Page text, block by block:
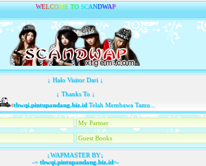
WELCOME TO SCANDWAP
↓ Halo Visitor Dari ↓
↓ Thanks To ↓
tbwqi.pintupandang.biz.idTelah Membawa Tamu...
My Partner
Guest Books
↓WAPMASTER BY↓
-=tbwqi.pintupandang.biz.id=-